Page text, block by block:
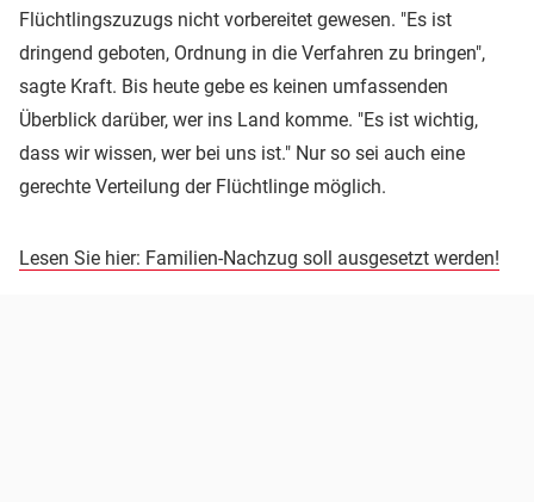
Flüchtlingszuzugs nicht vorbereitet gewesen. "Es ist
dringend geboten, Ordnung in die Verfahren zu bringen",
sagte Kraft. Bis heute gebe es keinen umfassenden
Überblick darüber, wer ins Land komme. "Es ist wichtig,
dass wir wissen, wer bei uns ist." Nur so sei auch eine
gerechte Verteilung der Flüchtlinge möglich.
Lesen Sie hier: Familien-Nachzug soll ausgesetzt werden!